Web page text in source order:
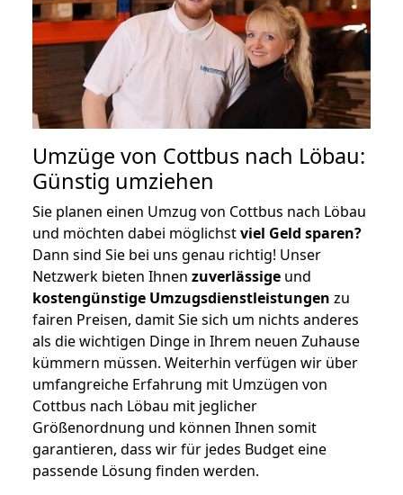
Umzüge von Cottbus nach Löbau:
Günstig umziehen
Sie planen einen Umzug von Cottbus nach Löbau
und möchten dabei möglichstviel Geld sparen?
Dann sind Sie bei uns genau richtig! Unser
Netzwerk bieten Ihnen zuverlässige und
kostengünstige Umzugsdienstleistungen zu
fairen Preisen, damit Sie sich um nichts anderes
als die wichtigen Dinge in Ihrem neuen Zuhause
kümmern müssen. Weiterhin verfügen wir über
umfangreiche Erfahrung mit Umzügen von
Cottbus nach Löbau mit jeglicher
Größenordnung und können Ihnen somit
garantieren, dass wir für jedes Budget eine
passende Lösung finden werden.